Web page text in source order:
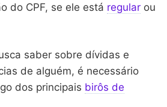
do CPF, se ele está regular ou
saber sobre dívidas e
de alguém, é necessário
dos principais birôs de